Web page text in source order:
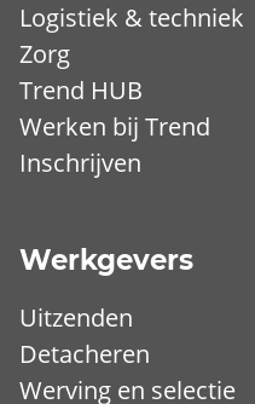
Logistiek & techniek
Zorg
Trend HUB
Werken bij Trend
Inschrijven
Werkgevers
Uitzenden
Detacheren
Werving en selectie